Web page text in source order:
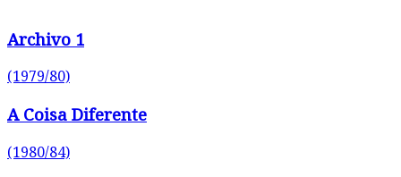
Archivo 1
(1979/80)
A Coisa Diferente
(1980/84)